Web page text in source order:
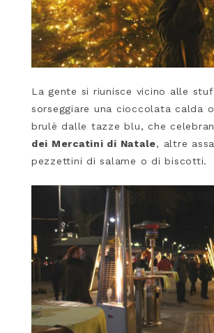
La gente si riunisce vicino alle
sorseggiare una cioccolata calda
brulè dalle tazze blu, che
dei Mercatini di Natale, altre
pezzettini di salame o di biscotti.